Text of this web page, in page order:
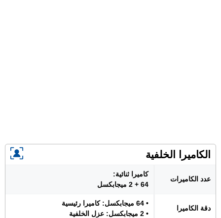
الكاميرا الخلفية
عدد الكاميرات
كاميرا ثنائية:
64 + 2 ميجابكسل
دقة الكاميرا
• 64 ميجابكسل: كاميرا رئيسية
• 2 ميجابكسل: عزل الخلفية